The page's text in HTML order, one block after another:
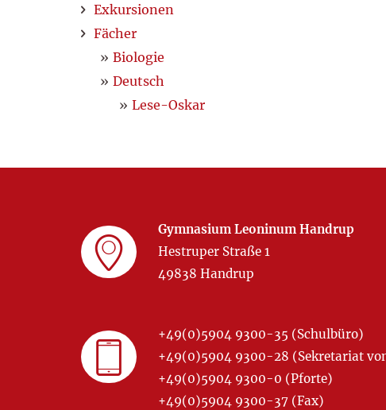
Exkursionen
Fächer
Biologie
Deutsch
Lese-Oskar
Gymnasium Leoninum Handrup
Hestruper Straße 1
49838 Handrup
+49(0)5904 9300-35 (Schulbüro)
+49(0)5904 9300-28 (Sekretariat
+49(0)5904 9300-0 (Pforte)
+49(0)5904 9300-37 (Fax)